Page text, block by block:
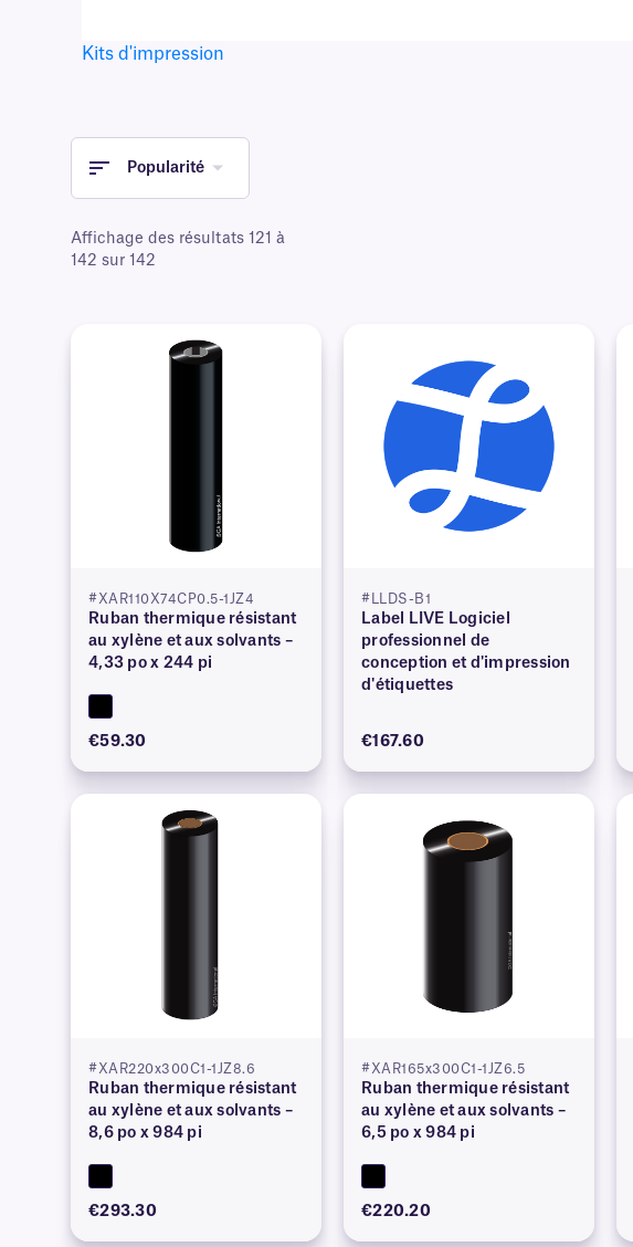
Kits d'impression
Popularité
Affichage des résultats 121 à
142 sur 142
#XAR110X74CP0.5-1JZ4
Ruban thermique résistant
au xylène et aux solvants –
4,33 po x 244 pi
€59.30
#LLDS-B1
Label LIVE Logiciel
professionnel de
conception et d'impression
d'étiquettes
€167.60
#XAR220x300C1-1JZ8.6
Ruban thermique résistant
au xylène et aux solvants –
8,6 po x 984 pi
€293.30
#XAR165x300C1-1JZ6.5
Ruban thermique résistant
au xylène et aux solvants –
6,5 po x 984 pi
€220.20